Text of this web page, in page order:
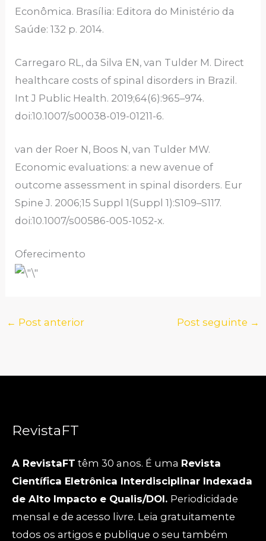
Econômica. Brasília: Editora do Ministério da
Saúde: 132 p. 2014.
Carregaro RL, da Silva EN, van Tulder M. Direct
healthcare costs of spinal disorders in Brazil.
Int J Public Health. 2019;64(6):965–974.
doi:10.1007/s00038-019-01211-6.
van der Roer N, Boos N, van Tulder MW.
Economic evaluations: a new avenue of
outcome assessment in spinal disorders. Eur
Spine J. 2006;15 Suppl 1(Suppl 1):S109–S117.
doi:10.1007/s00586-005-1052-x.
Oferecimento
← Post anterior Post seguinte →
RevistaFT
A RevistaFT têm 30 anos. É uma Revista
Científica Eletrônica Interdisciplinar Indexada
de Alto Impacto e Qualis/DOI. Periodicidade
mensal e de acesso livre. Leia gratuitamente
todos os artigos e publique o seu também